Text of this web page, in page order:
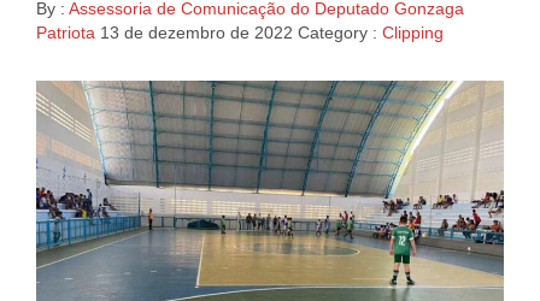
By : Assessoria de Comunicação do Deputado Gonzaga
Patriota 13 de dezembro de 2022 Category : Clipping